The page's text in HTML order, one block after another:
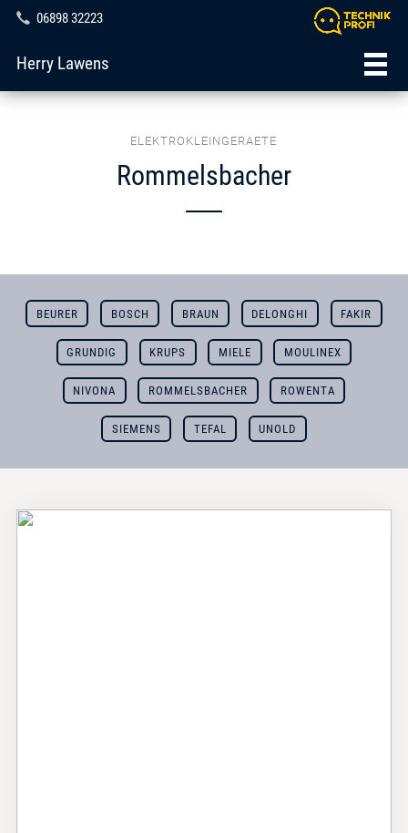
06898 32223
Herry Lawens
ELEKTROKLEINGERAETE
Rommelsbacher
BEURER BOSCH BRAUN DELONGHI FAKIR
GRUNDIG KRUPS MIELE MOULINEX
NIVONA ROMMELSBACHER ROWENTA
SIEMENS TEFAL UNOLD